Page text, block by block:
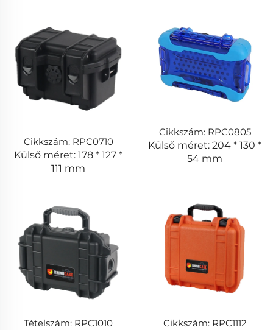
Cikkszám: RPC0710
Külső méret: 178 * 127 *
111 mm
Cikkszám: RPC0805
Külső méret: 204 * 130 *
54 mm
Tételszám: RPC1010
Cikkszám: RPC1112